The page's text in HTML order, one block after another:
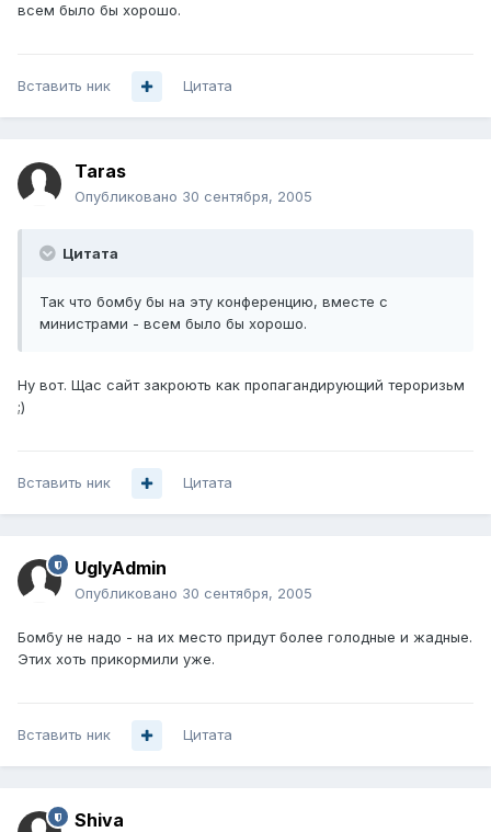
всем было бы хорошо.
Вставить ник Цитата
Taras
Опубликовано 30 сентября, 2005
Цитата
Так что бомбу бы на эту конференцию, вместе с
министрами - всем было бы хорошо.
Ну вот. Щас сайт закроють как пропагандирующий тероризьм
;)
Вставить ник Цитата
UglyAdmin
Опубликовано 30 сентября, 2005
Бомбу не надо - на их место придут более голодные и жадные.
Этих хоть прикормили уже.
Вставить ник Цитата
Shiva